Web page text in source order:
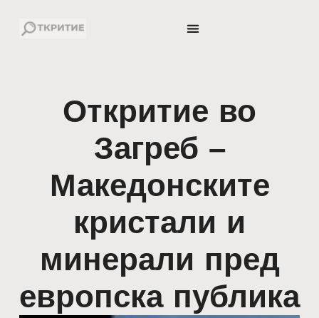
Откритие во
Загреб –
Македонските
кристали и
минерали пред
европска публика